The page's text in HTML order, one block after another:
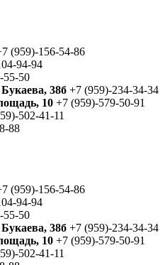
(959)-156-54-86
94-94
55-50
38б +7 (959)-234-34-34
10 +7 (959)-579-50-91
502-41-11
88
(959)-156-54-86
94-94
55-50
38б +7 (959)-234-34-34
10 +7 (959)-579-50-91
502-41-11